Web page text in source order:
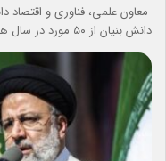
معاون علمی، فناوری و
دانش بنیان از ۵۰ مورد در سال های…